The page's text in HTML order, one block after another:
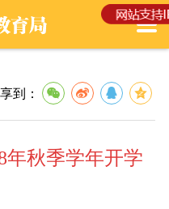
到：
年秋季学年开学